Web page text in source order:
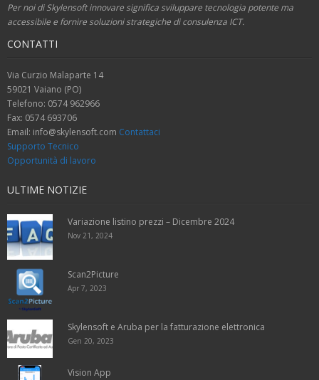
Per noi di Skylensoft innovare significa sviluppare tecnologia potente ma
accessibile e fornire soluzioni strategiche di consulenza ICT.
CONTATTI
Via Curzio Malaparte 14
59021 Vaiano (PO)
Telefono: 0574 962966
Fax: 0574 693706
Email: info@skylensoft.com Contattaci
Supporto Tecnico
Opportunità di lavoro
ULTIME NOTIZIE
Variazione listino prezzi – Dicembre 2024
Nov 21, 2024
Scan2Picture
Apr 7, 2023
Skylensoft e Aruba per la fatturazione elettronica
Gen 20, 2023
Vision App